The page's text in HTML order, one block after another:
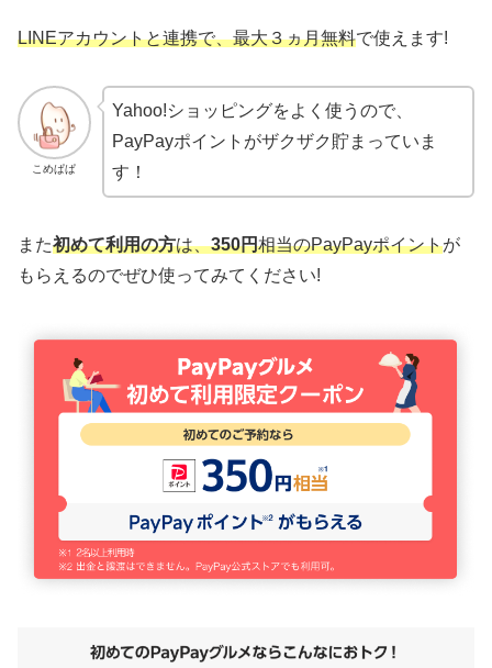
LINEアカウントと連携で、最大３ヵ月無料で使えます!
こめぱぱ
Yahoo!ショッピングをよく使うので、
PayPayポイントがザクザク貯まっていま
す！
また初めて利用の方は、350円相当のPayPayポイントが
もらえるのでぜひ使ってみてください!